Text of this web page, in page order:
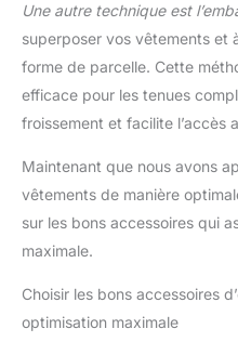
Une autre technique est
superposer vos vêtements et
forme de parcelle. Cette
efficace pour les tenues
froissement et facilite l’accès
Maintenant que nous avons
vêtements de manière
sur les bons accessoires qui
maximale.
Choisir les bons accessoires
optimisation maximale